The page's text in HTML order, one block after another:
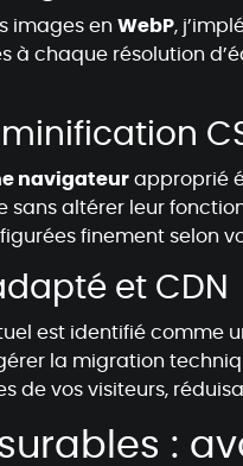
images en WebP,
à chaque résolution
navigateur approprié
sans altérer leur
finement selon
et CDN
est identifié comme
la migration
de vos visiteurs,
: